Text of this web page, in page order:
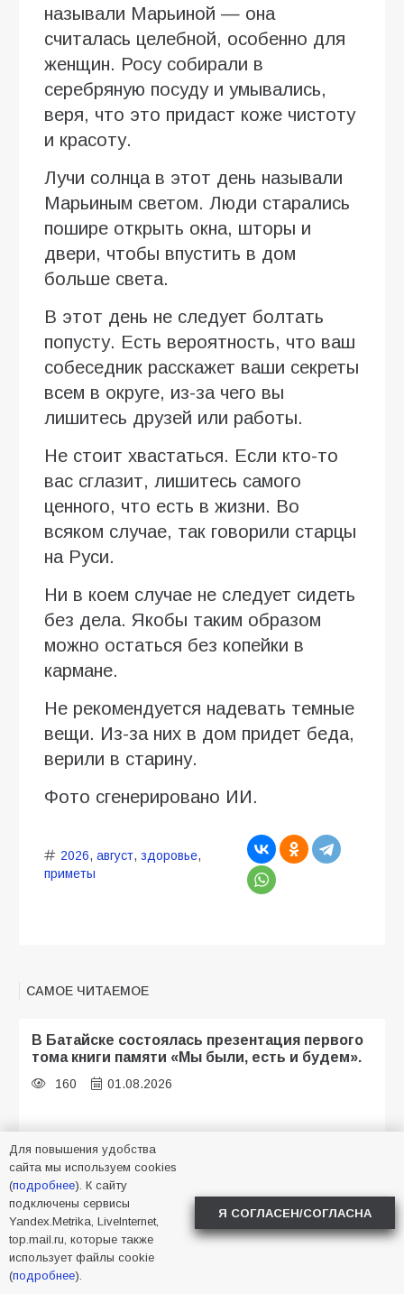
называли Марьиной — она
считалась целебной, особенно для
женщин. Росу собирали в
серебряную посуду и умывались,
веря, что это придаст коже чистоту
и красоту.
Лучи солнца в этот день называли
Марьиным светом. Люди старались
пошире открыть окна, шторы и
двери, чтобы впустить в дом
больше света.
В этот день не следует болтать
попусту. Есть вероятность, что ваш
собеседник расскажет ваши секреты
всем в округе, из-за чего вы
лишитесь друзей или работы.
Не стоит хвастаться. Если кто-то
вас сглазит, лишитесь самого
ценного, что есть в жизни. Во
всяком случае, так говорили старцы
на Руси.
Ни в коем случае не следует сидеть
без дела. Якобы таким образом
можно остаться без копейки в
кармане.
Не рекомендуется надевать темные
вещи. Из-за них в дом придет беда,
верили в старину.
Фото сгенерировано ИИ.
2026, август, здоровье,
приметы
САМОЕ ЧИТАЕМОЕ
В Батайске состоялась презентация первого
тома книги памяти «Мы были, есть и будем».
160 01.08.2026
В Батайске грохот вызван работой ПВО
122 31.07.2026
В библиотеке имени И.С. Тургенева прошёл
мастер-класс «Бумажный парашют» ко Дню
ВДВ
Для повышения удобства
сайта мы используем cookies
(подробнее). К сайту
подключены сервисы
Yandex.Metrika, LiveInternet,
top.mail.ru, которые также
использует файлы cookie
(подробнее).
Я СОГЛАСЕН/СОГЛАСНА